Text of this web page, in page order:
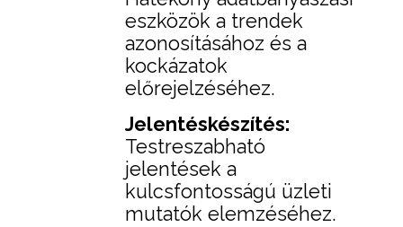
eszközök a trendek
azonosításához és a
kockázatok
előrejelzéséhez.
Jelentéskészítés:
Testreszabható
jelentések a
kulcsfontosságú üzleti
mutatók elemzéséhez.